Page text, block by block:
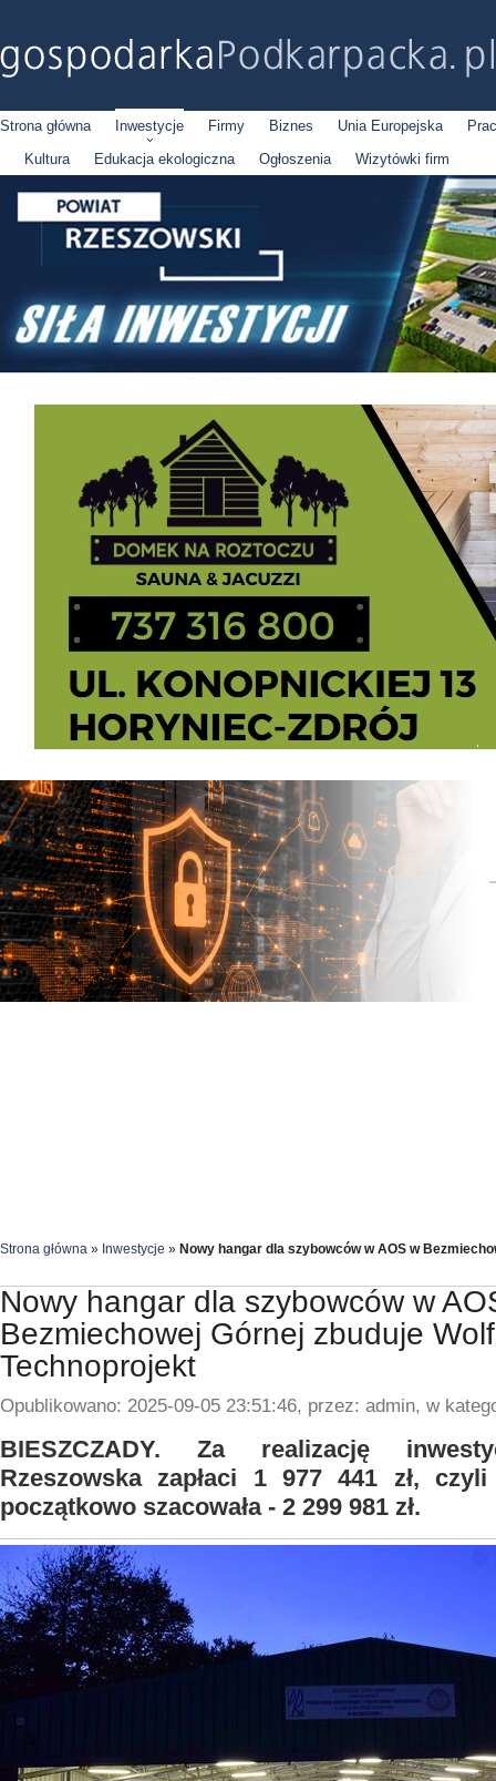
Strona główna Inwestycje Firmy Biznes Unia Europejska
Kultura
Edukacja ekologiczna Ogłoszenia Wizytówki firm
Strona główna » Inwestycje » Nowy hangar dla szybowców w AOS w
Nowy hangar dla szybowców w
Bezmiechowej Górnej zbuduje Wolf
Technoprojekt
Opublikowano: 2025-09-05 23:51:46, przez: admin, w
BIESZCZADY. Za realizację
Rzeszowska zapłaci 1 977 441 zł,
początkowo szacowała - 2 299 981 zł.